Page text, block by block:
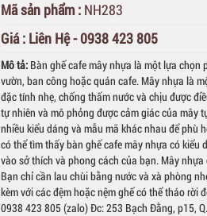
Mã sản phẩm : NH283
Giá : Liên Hệ - 0938 423 805
Mô tả: Bàn ghế cafe mây nhựa là một lựa
vườn, ban công hoặc quán cafe. Mây nhựa là
đặc tính nhẹ, chống thấm nước và chịu được
tự nhiên và mô phỏng được cảm giác của mây
nhiều kiểu dáng và mẫu mã khác nhau để phù
có thể tìm thấy bàn ghế cafe mây nhựa có
vào sở thích và phong cách của bạn. Mây
Bạn chỉ cần lau chùi bằng nước và xà phòng
kèm với các đệm hoặc nệm ghế có thể tháo
0938 423 805 (zalo) Đc: 253 Bạch Đằng, p15,